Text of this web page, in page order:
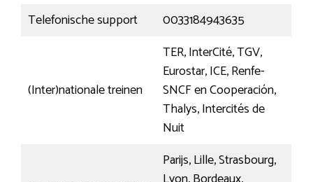
Telefonische support
0033184943635
(Inter)nationale treinen
TER, InterCité, TGV,
Eurostar, ICE, Renfe-
SNCF en Cooperación,
Thalys, Intercités de
Nuit
Parijs, Lille, Strasbourg,